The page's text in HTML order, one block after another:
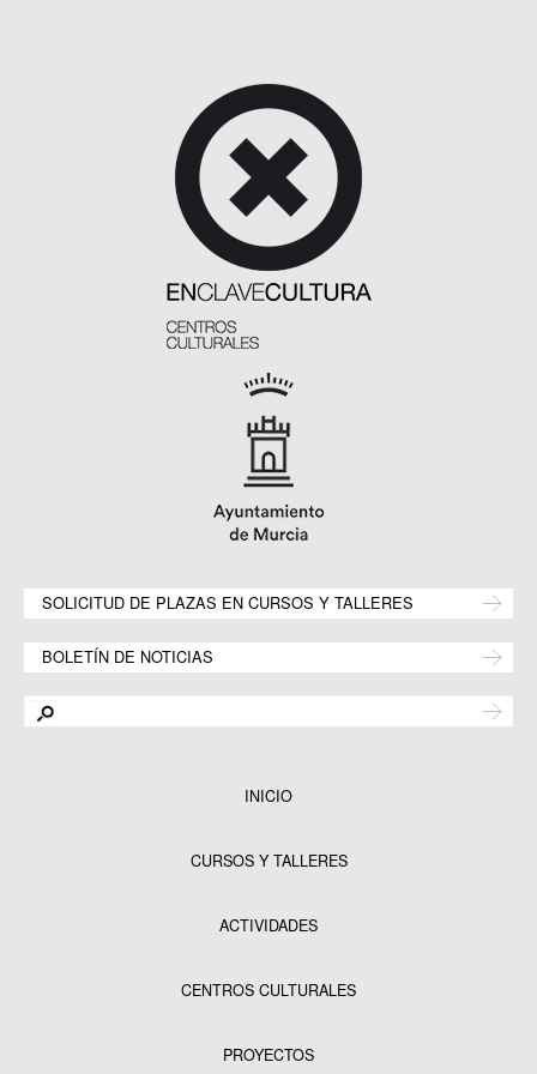
SOLICITUD DE PLAZAS EN CURSOS Y TALLERES
BOLETÍN DE NOTICIAS
INICIO
CURSOS Y TALLERES
ACTIVIDADES
CENTROS CULTURALES
PROYECTOS